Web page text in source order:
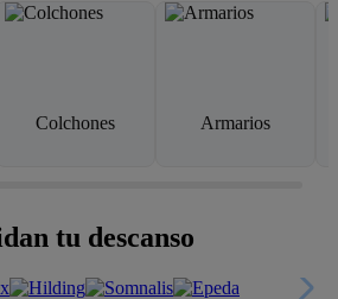
Colchones Armarios
tu descanso